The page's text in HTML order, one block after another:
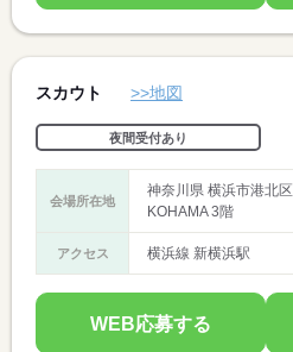
スカウト >>地図
夜間受付あり
会場所在地
神奈川県 横浜市港北
KOHAMA 3階
アクセス 横浜線 新横浜駅
WEB応募する